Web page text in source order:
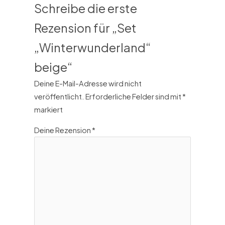
Schreibe die erste
Rezension für „Set
„Winterwunderland“
beige“
Deine E-Mail-Adresse wird nicht
veröffentlicht. Erforderliche Felder sind mit*
markiert
Deine Rezension*